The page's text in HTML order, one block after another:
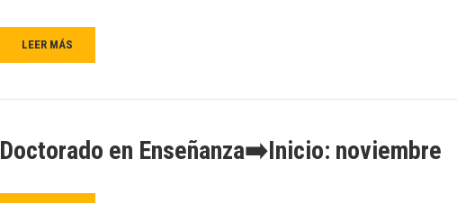
LEER MÁS
Doctorado en Enseñanza➡️Inicio: noviembre